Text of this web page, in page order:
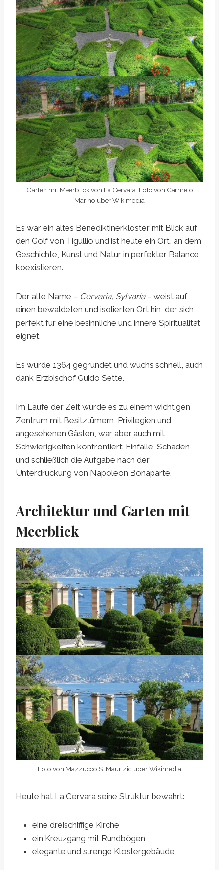
Garten mit Meerblick von La Cervara. Foto von Carmelo
Marino über Wikimedia
Es war ein altes Benediktinerkloster mit Blick auf
den Golf von Tigullio und ist heute ein Ort, an dem
Geschichte, Kunst und Natur in perfekter Balance
koexistieren.
Der alte Name – Cervaria, Sylvaria– weist auf
einen bewaldeten und isolierten Ort hin, der sich
perfekt für eine besinnliche und innere Spiritualität
eignet.
Es wurde 1364 gegründet und wuchs schnell, auch
dank Erzbischof Guido Sette.
Im Laufe der Zeit wurde es zu einem wichtigen
Zentrum mit Besitztümern, Privilegien und
angesehenen Gästen, war aber auch mit
Schwierigkeiten konfrontiert: Einfälle, Schäden
und schließlich die Aufgabe nach der
Unterdrückung von Napoleon Bonaparte.
Architektur und Garten mit
Meerblick
Foto von Mazzucco S. Maurizio über Wikimedia
Heute hat La Cervara seine Struktur bewahrt:
eine dreischiffige Kirche
ein Kreuzgang mit Rundbögen
elegante und strenge Klostergebäude